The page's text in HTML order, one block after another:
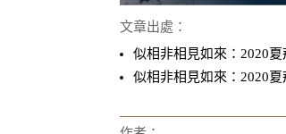
文章出處：
似相非相見如來：2020
似相非相見如來：2020